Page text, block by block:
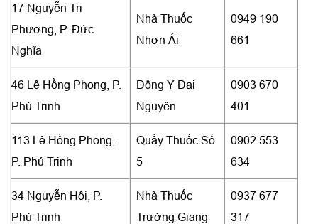
17 Nguyễn Tri
Phương, P. Đức
Nghĩa
Nhà Thuốc
Nhơn Ái
0949 190
661
46 Lê Hồng Phong, P.
Phú Trinh
Đông Y Đại
Nguyên
0903 670
401
113 Lê Hồng Phong,
P. Phú Trinh
Quầy Thuốc Số
5
0902 553
634
34 Nguyễn Hội, P.
Phú Trinh
Nhà Thuốc
Trường Giang
0937 677
317